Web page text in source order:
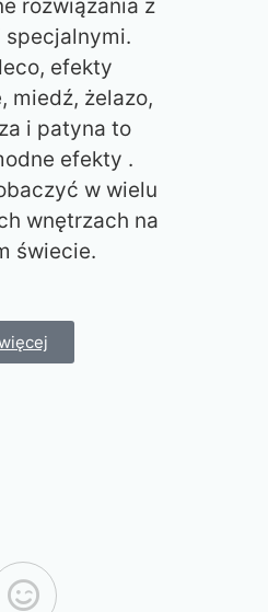
rozwiązania z
efekty
miedź, żelazo,
i patyna to
efekty .
w wielu
wnętrzach na
świecie.